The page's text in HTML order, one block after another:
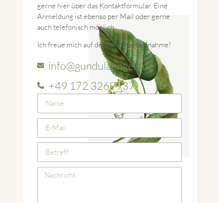
gerne hier über das Kontaktformular. Eine
Anmeldung ist ebenso per Mail oder gerne
auch telefonisch möglich.
Ich freue mich auf deine Kontaktaufnahme!
info@gundulaengels.de
+49 172 3269937